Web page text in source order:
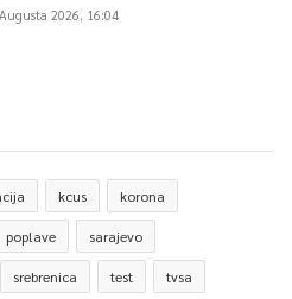
2026, 16:04
kcus korona
poplave sarajevo
srebrenica test tvsa